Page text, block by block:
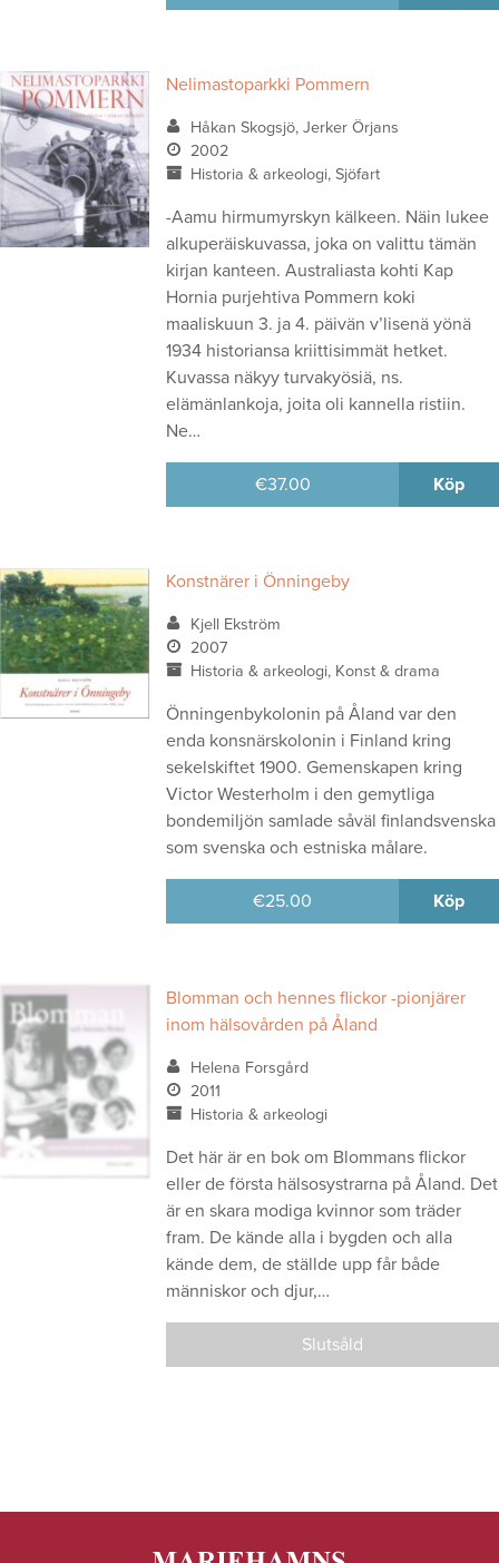
Nelimastoparkki Pommern
Håkan Skogsjö, Jerker Örjans
2002
Historia & arkeologi, Sjöfart
-Aamu hirmumyrskyn kälkeen. Näin lukee
alkuperäiskuvassa, joka on valittu tämän
kirjan kanteen. Australiasta kohti Kap
Hornia purjehtiva Pommern koki
maaliskuun 3. ja 4. päivän v’lisenä yönä
1934 historiansa kriittisimmät hetket.
Kuvassa näkyy turvakyösiä, ns.
elämänlankoja, joita oli kannella ristiin.
Ne…
€37.00 Köp
Konstnärer i Önningeby
Kjell Ekström
2007
Historia & arkeologi, Konst & drama
Önningenbykolonin på Åland var den
enda konsnärskolonin i Finland kring
sekelskiftet 1900. Gemenskapen kring
Victor Westerholm i den gemytliga
bondemiljön samlade såväl finlandsvenska
som svenska och estniska målare.
€25.00 Köp
Blomman och hennes flickor -pionjärer
inom hälsovården på Åland
Helena Forsgård
2011
Historia & arkeologi
Det här är en bok om Blommans flickor
eller de första hälsosystrarna på Åland. Det
är en skara modiga kvinnor som träder
fram. De kände alla i bygden och alla
kände dem, de ställde upp får både
människor och djur,…
Slutsåld